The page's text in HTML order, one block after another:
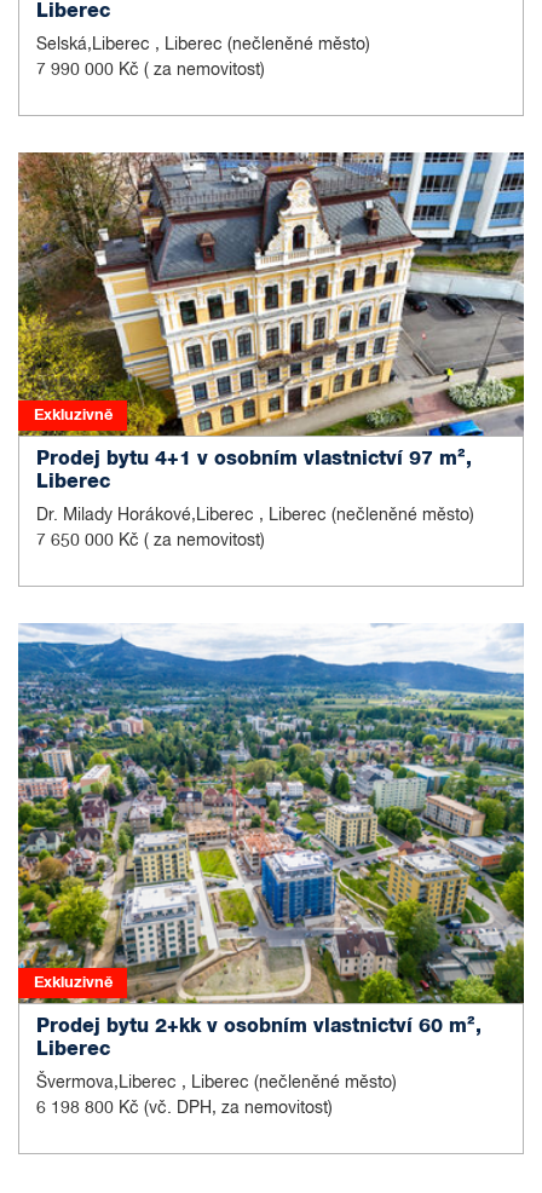
Liberec
Selská,Liberec , Liberec (nečleněné město)
7 990 000 Kč ( za nemovitost)
Exkluzivně
Prodej bytu 4+1 v osobním vlastnictví 97 m²,
Liberec
Dr. Milady Horákové,Liberec , Liberec (nečleněné město)
7 650 000 Kč ( za nemovitost)
Exkluzivně
Prodej bytu 2+kk v osobním vlastnictví 60 m²,
Liberec
Švermova,Liberec , Liberec (nečleněné město)
6 198 800 Kč (vč. DPH, za nemovitost)